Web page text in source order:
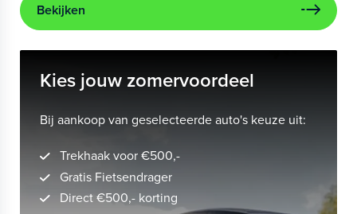
Bekijken
Kies jouw zomervoordeel
Bij aankoop van geselecteerde auto's keuze uit:
Trekhaak voor €500,-
Gratis Fietsendrager
Direct €500,- korting